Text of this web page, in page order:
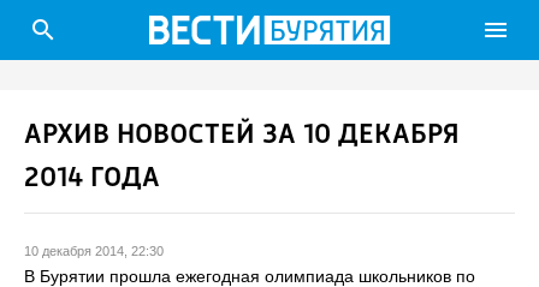
search menu
АРХИВ НОВОСТЕЙ ЗА 10 ДЕКАБРЯ
2014 ГОДА
10 декабря 2014, 22:30
В Бурятии прошла ежегодная олимпиада школьников по